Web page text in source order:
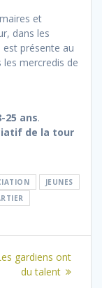
et
dans les
est présente au
mercredis de
25 ans.
de la tour
JEUNES
gardiens ont
du talent